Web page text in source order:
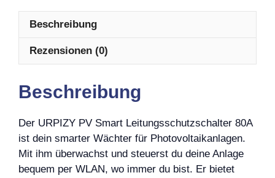
Beschreibung
Rezensionen (0)
Beschreibung
Der URPIZY PV Smart Leitungsschutzschalter 80A
ist dein smarter Wächter für Photovoltaikanlagen.
Mit ihm überwachst und steuerst du deine Anlage
bequem per WLAN, wo immer du bist. Er bietet